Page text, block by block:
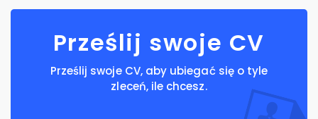
Prześlij swoje CV
Prześlij swoje CV, aby ubiegać się o tyle
zleceń, ile chcesz.